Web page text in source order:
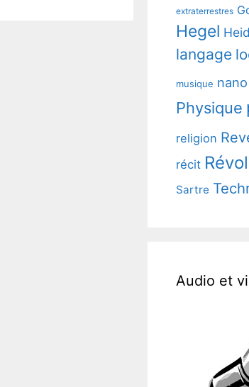
extraterrestres
Hegel
langage
musique nano
Physique
religion
récit
Sartre
Audio et